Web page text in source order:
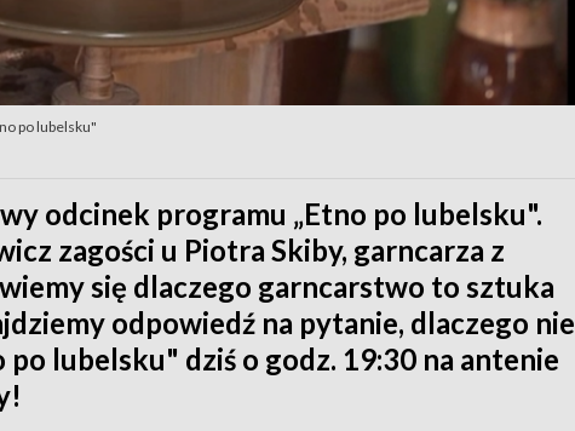
po lubelsku"
odcinek programu „Etno po lubelsku".
zagości u Piotra Skiby, garncarza z
się dlaczego garncarstwo to sztuka
odpowiedź na pytanie, dlaczego nie
lubelsku" dziś o godz. 19:30 na antenie